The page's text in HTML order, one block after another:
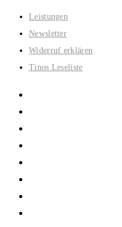
Zum
Inhalt
springen
Leistungen
Newsletter
Widerruf erklären
Tinos Leseliste